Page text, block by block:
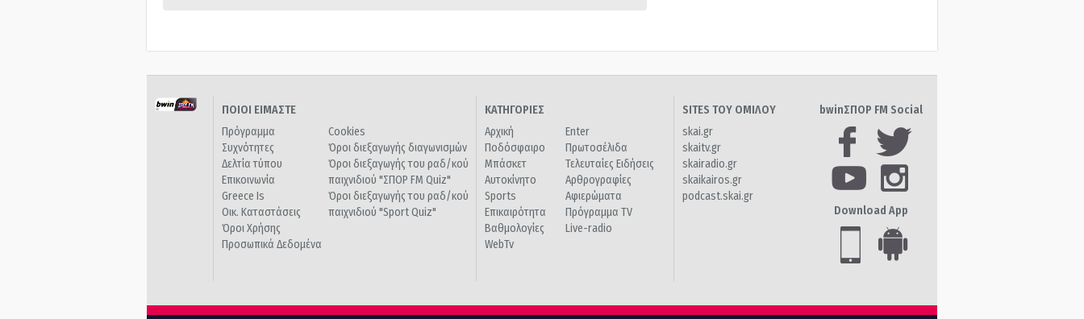
ΠΟΙΟΙ ΕΙΜΑΣΤΕ
Πρόγραμμα
Συχνότητες
Δελτία τύπου
Επικοινωνία
Greece Is
Οικ. Καταστάσεις
Όροι Χρήσης
Προσωπικά Δεδομένα
Cookies
Όροι διεξαγωγής διαγωνισμών
Όροι διεξαγωγής του ραδ/κού
παιχνιδιού "ΣΠΟΡ FM Quiz"
Όροι διεξαγωγής του ραδ/κού
παιχνιδιού "Sport Quiz"
ΚΑΤΗΓΟΡΙΕΣ
Αρχική
Ποδόσφαιρο
Μπάσκετ
Αυτοκίνητο
Sports
Επικαιρότητα
Βαθμολογίες
WebTv
Enter
Πρωτοσέλιδα
Τελευταίες Ειδήσεις
Αρθρογραφίες
Αφιερώματα
Πρόγραμμα TV
Live-radio
SITES ΤΟΥ ΟΜΙΛΟΥ
skai.gr
skaitv.gr
skairadio.gr
skaikairos.gr
podcast.skai.gr
bwinΣΠΟΡ FM Social
Download App